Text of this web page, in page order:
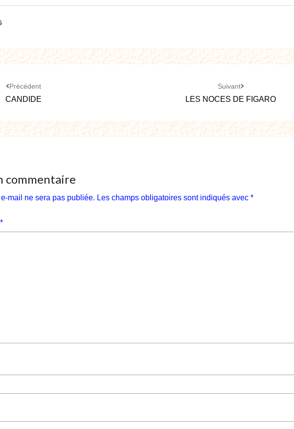
Précédent
CANDIDE
Suivant
LES NOCES DE FIGARO
commentaire
mail ne sera pas publiée. Les champs obligatoires sont indiqués avec *
*